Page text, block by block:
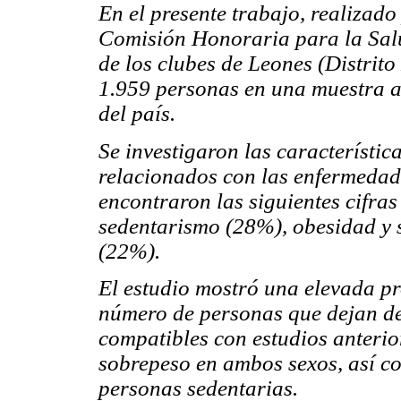
En el presente trabajo,
Comisión Honoraria para la
de los clubes de Leones
1.959 personas en una
del país.
Se investigaron las
relacionados con las
encontraron las siguientes
sedentarismo (28%), obesidad
(22%).
El estudio mostró una elevada
número de personas que dejan
compatibles con estudios
sobrepeso en ambos sexos, así
personas sedentarias.